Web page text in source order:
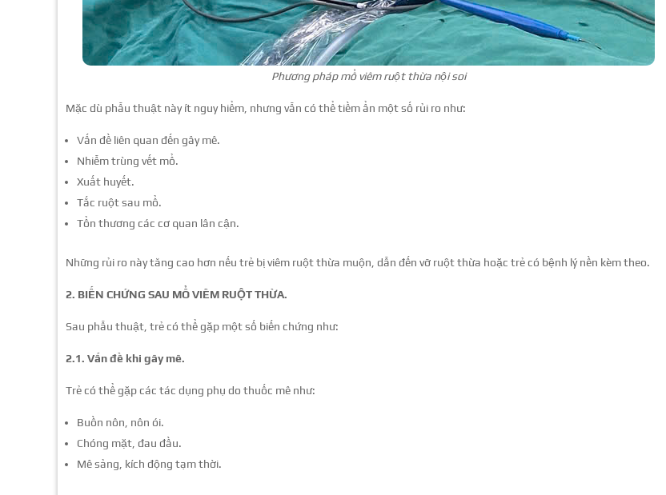
Phương pháp mổ viêm ruột thừa nội soi
Mặc dù phẫu thuật này ít nguy hiểm, nhưng vẫn có thể tiềm ẩn một số rủi ro như:
Vấn đề liên quan đến gây mê.
Nhiễm trùng vết mổ.
Xuất huyết.
Tắc ruột sau mổ.
Tổn thương các cơ quan lân cận.
Những rủi ro này tăng cao hơn nếu trẻ bị viêm ruột thừa muộn, dẫn đến vỡ ruột thừa hoặc trẻ có bệnh lý nền kèm theo.
2. BIẾN CHỨNG SAU MỔ VIÊM RUỘT THỪA.
Sau phẫu thuật, trẻ có thể gặp một số biến chứng như:
2.1. Vấn đề khi gây mê.
Trẻ có thể gặp các tác dụng phụ do thuốc mê như:
Buồn nôn, nôn ói.
Chóng mặt, đau đầu.
Mê sảng, kích động tạm thời.